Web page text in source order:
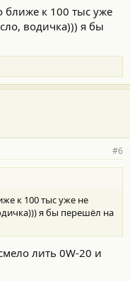
ближе к 100 тыс уже
водичка))) я бы
#6
к 100 тыс уже не
я бы перешёл на
лить 0W-20 и